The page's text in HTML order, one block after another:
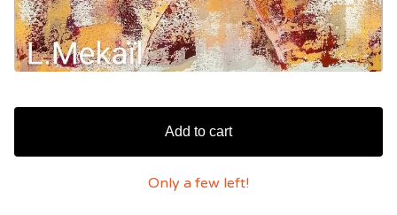
Add to cart
Only a few left!